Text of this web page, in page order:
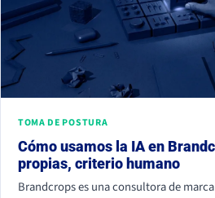
TOMA DE POSTURA
Cómo usamos la IA en
propias, criterio humano
Brandcrops es una consultora de